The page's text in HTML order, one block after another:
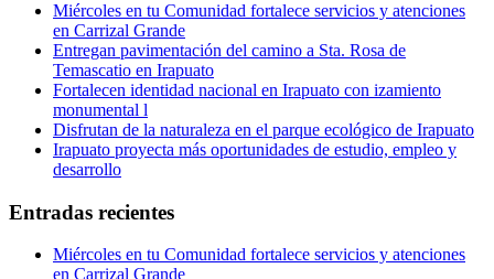
Miércoles en tu Comunidad fortalece servicios y atenciones
en Carrizal Grande
Entregan pavimentación del camino a Sta. Rosa de
Temascatio en Irapuato
Fortalecen identidad nacional en Irapuato con izamiento
monumental l
Disfrutan de la naturaleza en el parque ecológico de Irapuato
Irapuato proyecta más oportunidades de estudio, empleo y
desarrollo
Entradas recientes
Miércoles en tu Comunidad fortalece servicios y atenciones
en Carrizal Grande